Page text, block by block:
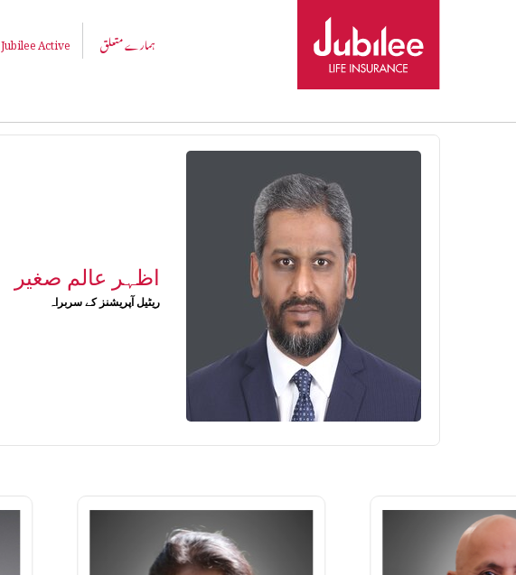
ہمارے متعلق Jubilee Active
About Us
اظہر عالم صغیر
ریٹیل آپریشنز کے سربراہ